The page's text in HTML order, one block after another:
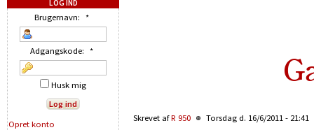
Skrevet afR 950 Torsdag d. 16/6/2011 - 21:41
LOG IND
Brugernavn: *
Adgangskode: *
Husk mig
Opret konto